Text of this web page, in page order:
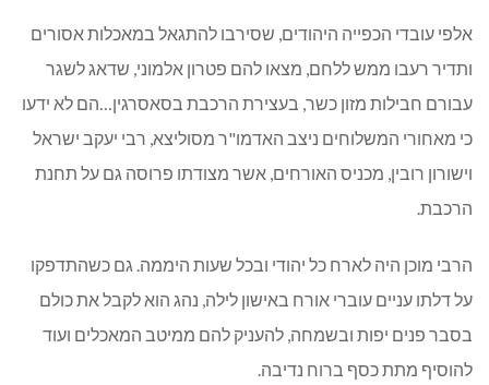
אלפי עובדי הכפייה היהודים, שסירבו להתגאל במאכלות אסורים
ותדיר רעבו ממש ללחם, מצאו להם פטרון אלמוני, שדאג לשגר
עבורם חבילות מזון כשר, בעצירת הרכבת בסאסרגין…הם לא ידעו
כי מאחורי המשלוחים ניצב האדמו"ר מסוליצא, רבי יעקב ישראל
וישורון רובין, מכניס האורחים, אשר מצודתו פרוסה גם על תחנת
הרכבת.
הרבי מוכן היה לארח כל יהודי ובכל שעות היממה. גם כשהתדפקו
על דלתו עניים עוברי אורח באישון לילה, נהג הוא לקבל את כולם
בסבר פנים יפות ובשמחה, להעניק להם ממיטב המאכלים ועוד
להוסיף מתת כסף ברוח נדיבה.